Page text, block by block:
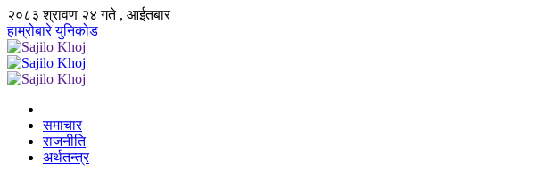
२०८३ श्रावण २४ गते , आईतबार
हाम्रोबारेयुनिकोड
समाचार
राजनीति
अर्थतन्त्र